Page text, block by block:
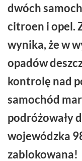
dwóch
citroen i opel.
wynika, że w
opadów
kontrolę nad
samochód
podróżowały
wojewódzka
zablokowana!